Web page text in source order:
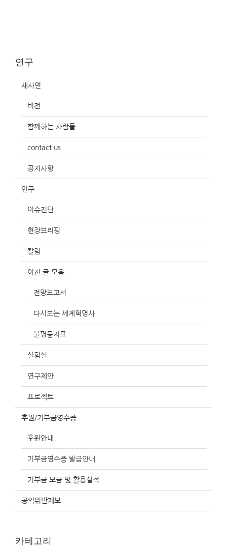
연구
새사연
비전
함께하는 사람들
contact us
공지사항
연구
이슈진단
현장브리핑
칼럼
이전 글 모음
전망보고서
다시보는 세계혁명사
불평등지표
실험실
연구제안
프로젝트
후원/기부금영수증
후원안내
기부금영수증 발급안내
기부금 모금 및 활용실적
공익위반제보
카테고리